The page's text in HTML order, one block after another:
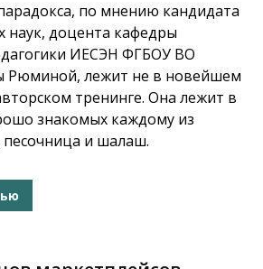
по мнению кандидата
наук, доцента кафедры
ИЕСЭН ФГБОУ ВО
Рюминой, лежит не в новейшем
тренинге. Она лежит в
знакомых каждому из
песочница и шалаш.